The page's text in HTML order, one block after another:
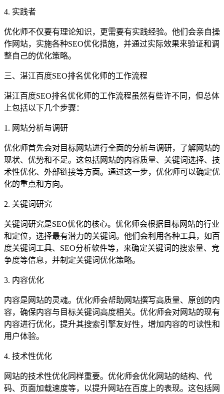
4. 实践者
优化师不仅要有理论知识，更需要有实践经验。他们会亲自操
作网站，实施各种SEO优化措施，并通过实际效果来验证和调
整自己的优化策略。
三、湛江百度SEO排名优化师的工作流程
湛江百度SEO排名优化师的工作流程虽然有些许不同，但总体
上包括以下几个步骤：
1. 网站分析与调研
优化师首先会对目标网站进行全面的分析与调研，了解网站的
现状、优势和不足。这包括网站的内容质量、关键词选择、技
术性优化、外部链接等方面。通过这一步，优化师可以确定优
化的重点和方向。
2. 关键词研究
关键词研究是SEO优化的核心。优化师会根据目标网站的行业
和定位，选择最有潜力的关键词。他们会利用各种工具，如百
度关键词工具、SEO分析软件等，来确定关键词的搜索量、竞
争度等信息，并制定关键词优化策略。
3. 内容优化
内容是网站的灵魂。优化师会帮助网站撰写高质量、原创的内
容，确保内容与目标关键词高度相关。优化师会对网站的现有
内容进行优化，提升其搜索引擎友好性，增加内容的可读性和
用户体验。
4. 技术性优化
网站的技术性优化同样重要。优化师会优化网站的结构、代
码、页面加载速度等，以提升网站在百度上的表现。这包括网